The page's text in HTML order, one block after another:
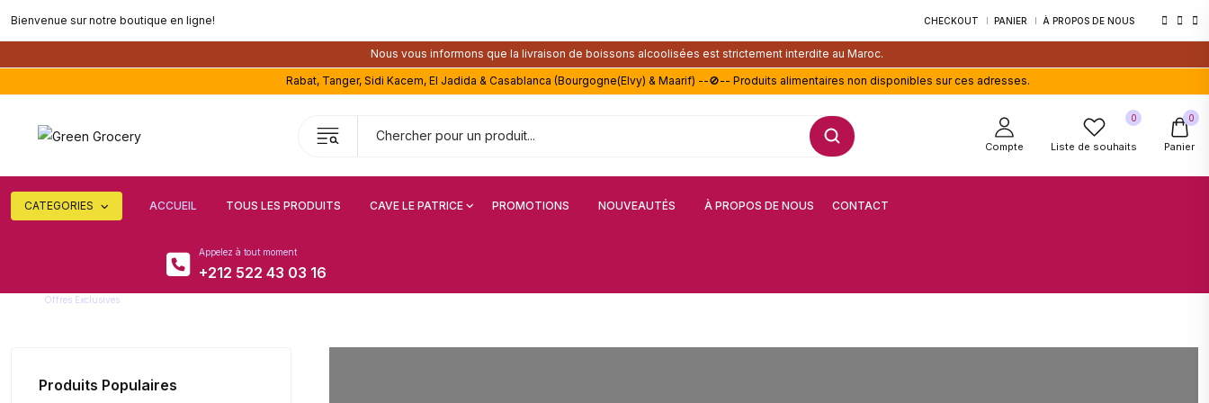
Bienvenue sur notre boutique en ligne! CHECKOUT PANIER À PROPOS DE NOUS
Nous vous informons que la livraison de boissons alcoolisées est strictement interdite au Maroc.
Rabat, Tanger, Sidi Kacem, El Jadida & Casablanca (Bourgogne(Elvy) & Maarif) --🚫-- Produits alimentaires non disponibles sur ces adresses.
Compte
0
Liste de souhaits
0
Panier
CATEGORIES ACCUEIL TOUS LES PRODUITS CAVE LE PATRICE PROMOTIONS NOUVEAUTÉS À PROPOS DE NOUS CONTACT
Offres Exclusives
Appelez à tout moment
+212 522 43 03 16
Produits Populaires